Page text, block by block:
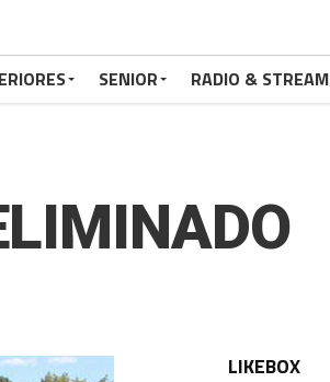
SENIOR RADIO & STREAM
LIKEBOX